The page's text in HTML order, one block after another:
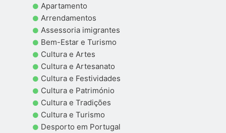
Apartamento
Arrendamentos
Assessoria imigrantes
Bem-Estar e Turismo
Cultura e Artes
Cultura e Artesanato
Cultura e Festividades
Cultura e Património
Cultura e Tradições
Cultura e Turismo
Desporto em Portugal